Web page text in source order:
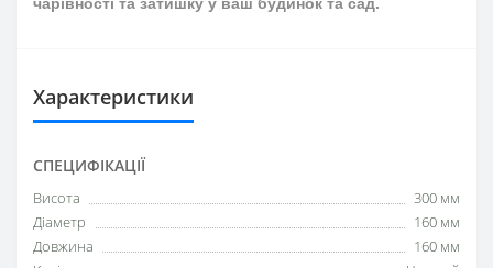
Характеристики
СПЕЦИФІКАЦІЇ
Висота
300 мм
Діаметр
160 мм
Довжина
160 мм